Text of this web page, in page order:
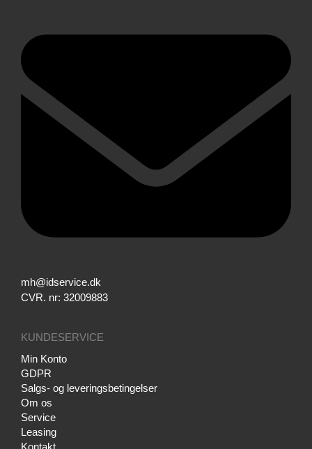
mh@idservice.dk
CVR. nr: 32009883
KUNDESERVICE
Min Konto
GDPR
Salgs- og leveringsbetingelser
Om os
Service
Leasing